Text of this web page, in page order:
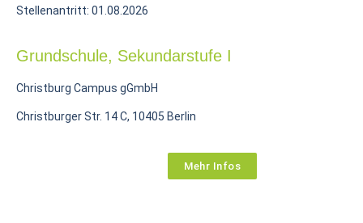
Stellenantritt: 01.08.2026
Grundschule, Sekundarstufe I
Christburg Campus gGmbH
Christburger Str. 14 C, 10405 Berlin
Mehr Infos